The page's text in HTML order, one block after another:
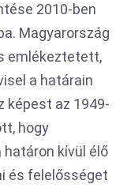
2010-ben
Magyarország
emlékeztetett,
a határain
képest az 1949-
hogy
kívül élő
és felelősséget